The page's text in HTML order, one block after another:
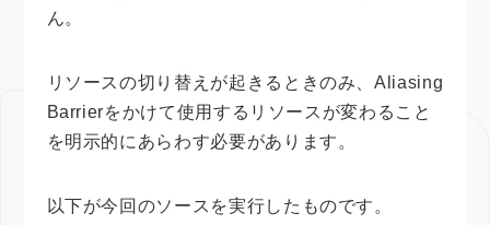
ん。
リソースの切り替えが起きるときのみ、Aliasing
Barrierをかけて使用するリソースが変わること
を明示的にあらわす必要があります。
以下が今回のソースを実行したものです。